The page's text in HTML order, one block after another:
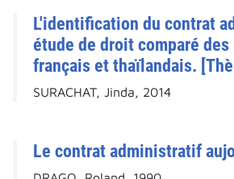
L'identification du contrat
étude de droit comparé
français et thaïlandais.
SURACHAT, Jinda, 2014
Le contrat administratif